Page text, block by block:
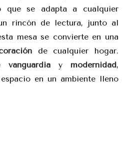
que se adapta a cualquier
rincón de lectura, junto al
mesa se convierte en una
de cualquier hogar.
vanguardiay modernidad,
en un ambiente lleno